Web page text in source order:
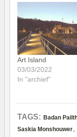
Art Island
03/03/2022
In "archief"
TAGS: Badan
Saskia Monshouwer,